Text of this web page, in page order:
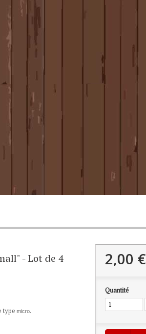
- Lot de 4
type micro.
2,00 €
Quantité